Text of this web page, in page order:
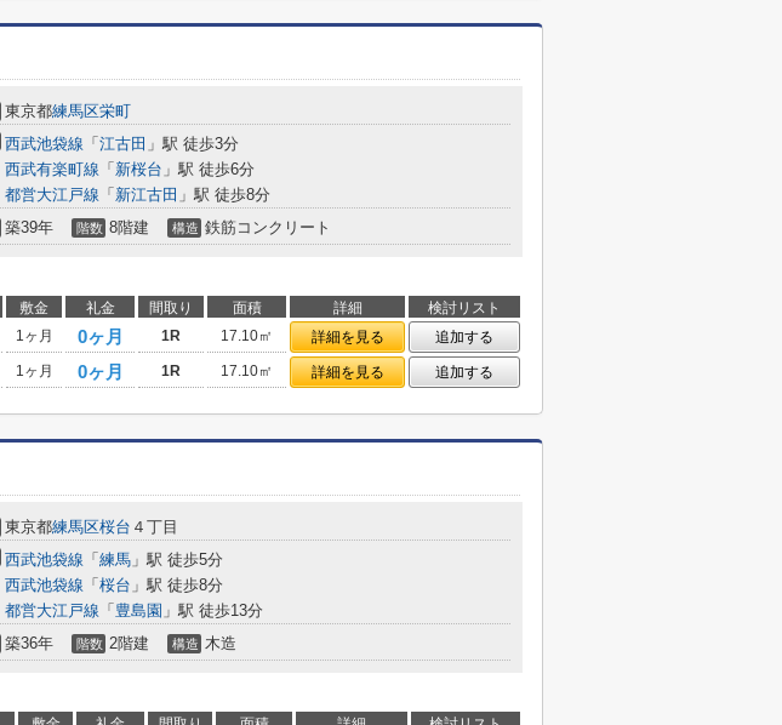
東京都練馬区栄町
西武池袋線 「 江古田 」駅 徒歩3分
西武有楽町線 「 新桜台 」駅 徒歩6分
都営大江戸線 「 新江古田 」駅 徒歩8分
築39年 階数 8階建 構造 鉄筋コンクリート
敷金 礼金 間取り 面積 詳細
検討リスト
1ヶ月 0ヶ月 1R 17.10㎡ 詳細を見る
追加する
1ヶ月 0ヶ月 1R 17.10㎡ 詳細を見る 追加する
東京都練馬区桜台 ４丁目
西武池袋線 「 練馬 」駅 徒歩5分
西武池袋線 「 桜台 」駅 徒歩8分
都営大江戸線 「 豊島園 」駅 徒歩13分
築36年 階数 2階建 構造 木造